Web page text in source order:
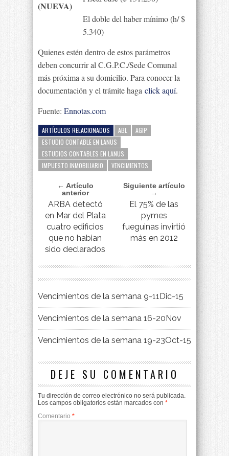
(NUEVA)
El doble del haber mínimo (h/ $
5.340)
Quienes estén dentro de estos parámetros
deben concurrir al C.G.P.C./Sede Comunal
más próxima a su domicilio. Para conocer la
documentación y el trámite haga click aquí.
Fuente: Ennotas.com
ARTÍCULOS RELACIONADOS ABL
AGIP
ESTUDIO CONTABLE EN LANUS
ESTUDIOS CONTABLES EN LANUS
IMPUESTO INMOBILIARIO
VENCIMIENTOS
← Artículo
anterior
ARBA detectó
en Mar del Plata
cuatro edificios
que no habian
sido declarados
Siguiente artículo
→
El 75% de las
pymes
fueguinas invirtió
más en 2012
Vencimientos de la semana 9-11Dic-15
Vencimientos de la semana 16-20Nov
Vencimientos de la semana 19-23Oct-15
DEJE SU COMENTARIO
Tu dirección de correo electrónico no será publicada.
Los campos obligatorios están marcados con *
Comentario *